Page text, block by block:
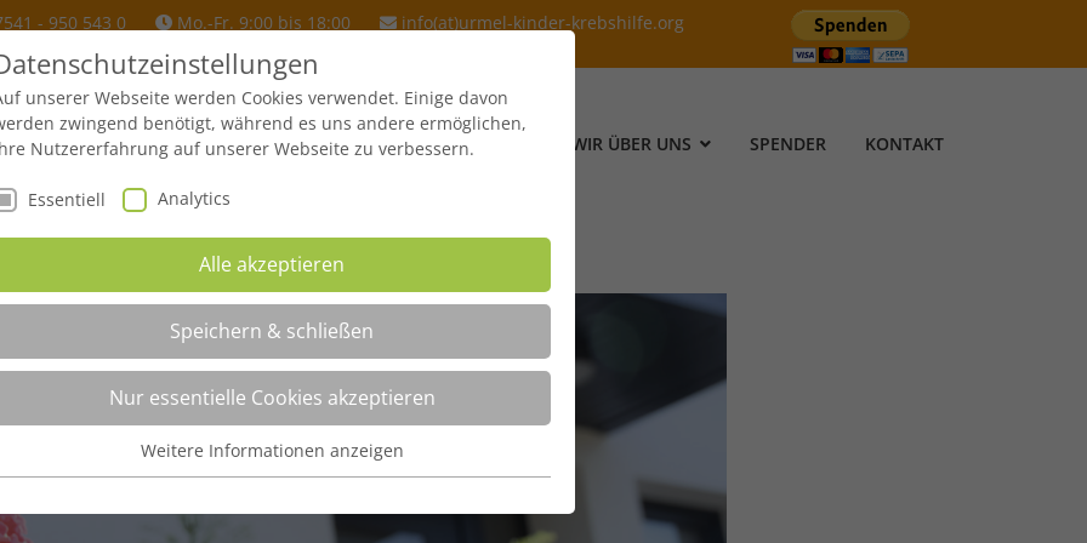
- 950 543 0 Mo.-Fr. 9:00 bis 18:00 info(at)urmel-kinder-krebshilfe.org
URMEL FERIENHAUS SPENDEN & HILFE BETROFFENE WIR ÜBER UNS SPENDER KONTAKT
unserer Webseite werden Cookies verwendet. Einige davon
zwingend benötigt, während es uns andere ermöglichen,
Nutzererfahrung auf unserer Webseite zu verbessern.
Essentiell Analytics
Alle akzeptieren
Speichern & schließen
Nur essentielle Cookies akzeptieren
Webseite benötigt. Dadurch ist gewährleistet, dass die Webseite
Weitere Informationen anzeigen